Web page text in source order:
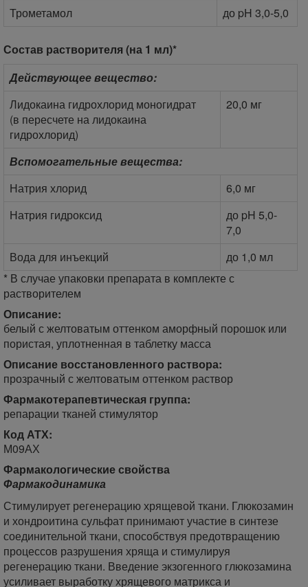
Трометамол
до pH 3,0-5,0
Состав растворителя (на 1 мл)*
Действующее вещество:
Лидокаина гидрохлорид моногидрат
(в пересчете на лидокаина
гидрохлорид)
20,0 мг
Вспомогательные вещества:
Натрия хлорид
6,0 мг
Натрия гидроксид
до pH 5,0-
7,0
Вода для инъекций
до 1,0 мл
* В случае упаковки препарата в комплекте с
растворителем
Описание:
белый с желтоватым оттенком аморфный порошок или
пористая, уплотненная в таблетку масса
Описание восстановленного раствора:
прозрачный с желтоватым оттенком раствор
Фармакотерапевтическая группа:
репарации тканей стимулятор
Код АТХ:
М09АХ
Фармакологические свойства
Фармакодинамика
Стимулирует регенерацию хрящевой ткани. Глюкозамин
и хондроитина сульфат принимают участие в синтезе
соединительной ткани, способствуя предотвращению
процессов разрушения хряща и стимулируя
регенерацию ткани. Введение экзогенного глюкозамина
усиливает выработку хрящевого матрикса и